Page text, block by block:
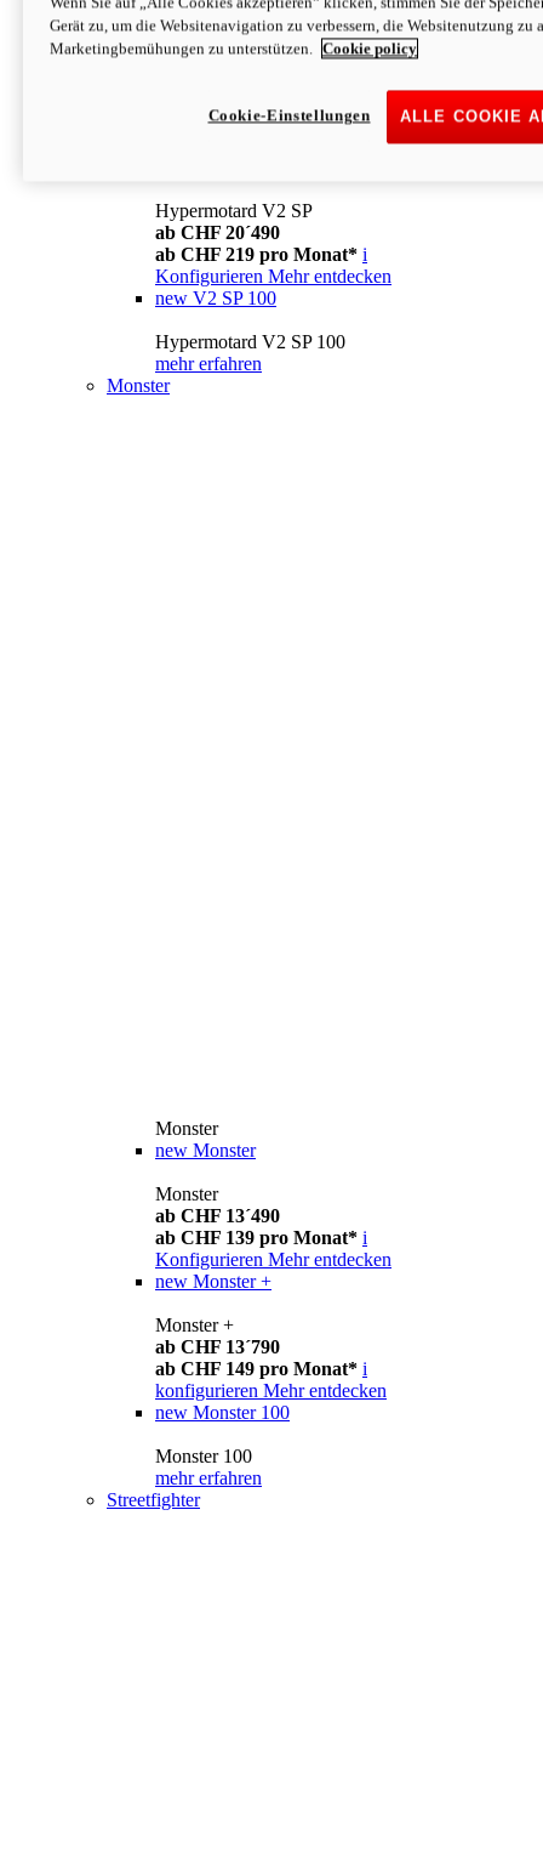
Konfigurieren Mehr entdecken
newV2
ab CHF 169 pro Monat* i
Mehr entdecken
Hypermotard V2 SP
ab CHF 20´490
ab CHF 219 pro Monat* i
Konfigurieren Mehr entdecken
new V2 SP 100
Hypermotard V2 SP 100
mehr erfahren
Monster
Monster
new Monster
Monster
ab CHF 13´490
ab CHF 139 pro Monat* i
Konfigurieren Mehr entdecken
new Monster +
Monster +
ab CHF 13´790
ab CHF 149 pro Monat* i
konfigurieren Mehr entdecken
new Monster 100
Monster 100
mehr erfahren
Streetfighter
Gerät zu, um die Websitenavigation zu verbessern, die Websitenutzung zu
Marketingbemühungen zu unterstützen.
Cookie policy
ALLE COOKIE
Cookie-Einstellungen